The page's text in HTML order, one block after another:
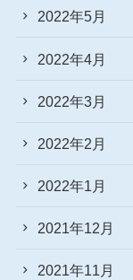
2022年5月
2022年4月
2022年3月
2022年2月
2022年1月
2021年12月
2021年11月